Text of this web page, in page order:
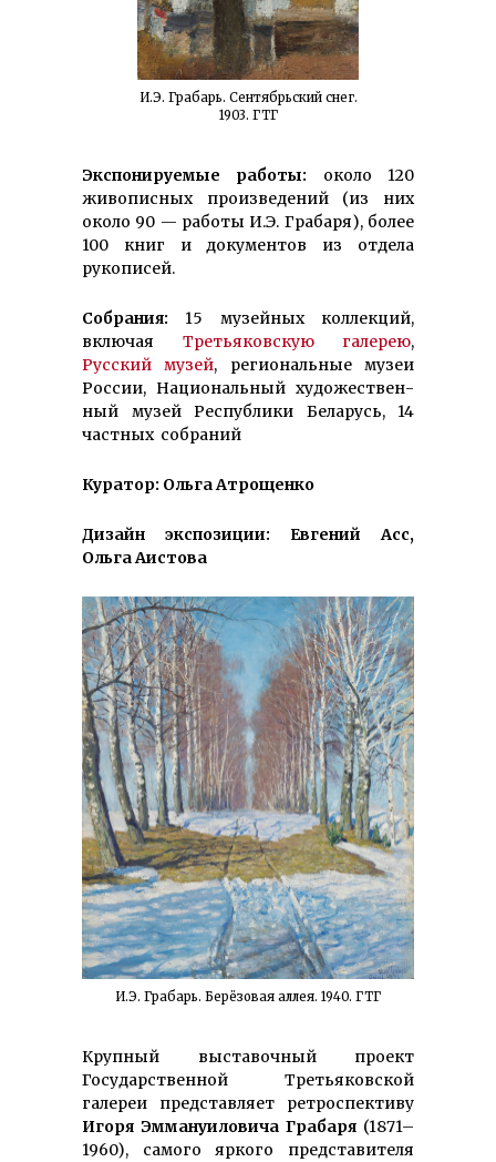
И.Э. Грабарь. Сентябрьский снег.
1903. ГТГ
Экспонируемые работы: около 120
живописных произве­дений (из них
около 90 — работы И.Э. Грабаря), более
100 книг и документов из отдела
рукописей.
Собрания: 15 музейных коллекций,
включая Третьяковскую галерею,
Русский музей, региональные музеи
России, Национальный художе­ствен­
ный музей Республики Беларусь, 14
частных собраний
Куратор: Ольга Атрощенко
Дизайн экспозиции: Евгений Асс,
Ольга Аистова
И.Э. Грабарь. Берёзовая аллея. 1940. ГТГ
Крупный выставочный проект
Государственной Третьяковской
галереи представляет ретроспективу
Игоря Эммануиловича Грабаря (1871–
1960), самого яркого представителя